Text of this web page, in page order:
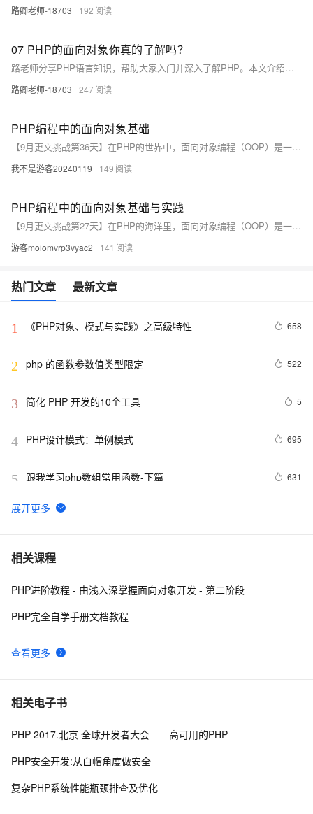
路卿老师-18703 192
07 PHP的面向对象你真的了解吗？
路老师分享PHP语言知识，帮助大家入门并深入了解PHP。本文介绍了面向对象编程的基础概念，包括类、对象、封装性、继承性和多态性，以及类的定义、方法、实例化和成员变量等内容。下篇将讲解构造函数、析构函数及PHP对象的高级应用。
路卿老师-18703 247
PHP编程中的面向对象基础
【9月更文挑战第36天】在PHP的世界中，面向对象编程（OOP）是一块基石。它不仅为代码带来了结构、可维护性与重用性，还让复杂的问题变得简单化。通过掌握类与对象、继承与多态等核心概念，开发者可以构建出更加强大和灵活的应用。本文将引导你理解这些概念，并通过实例展示如何在PHP中应用它们，让你轻松驾驭OOP的力量。
我不是游客20240119 149
PHP编程中的面向对象基础与实践
【9月更文挑战第27天】在PHP的海洋里，面向对象编程（OOP）是一艘强大的船，它不仅能让代码组织得更加优雅，还能提高开发效率。本文将带你领略OOP的魅力，从基础概念到实际应用，让你轻松驾驭这艘船，开启高效编程之旅。
游客moiomvrp3vyac2 141
热门文章 最新文章
1 《PHP对象、模式与实践》之高级特性 658
2 php 的函数参数值类型限定 522
3 简化 PHP 开发的10个工具 5
4 PHP设计模式：单例模式 695
5 跟我学习php数组常用函数-下篇 631
6 PHP时间
7 **PHP删除数组中特定元素的两种方法array_splice()和
8 PHP对大小写敏感问题的处理比较乱，写代码时可能偶尔
相关课程
查看更多
PHP进阶教程 - 由浅入深掌握面向对象开发 - 第二阶段
PHP完全自学手册文档教程
相关电子书
PHP 2017.北京 全球开发者大会——高可用的PHP
PHP安全开发:从白帽角度做安全
复杂PHP系统性能瓶颈排查及优化